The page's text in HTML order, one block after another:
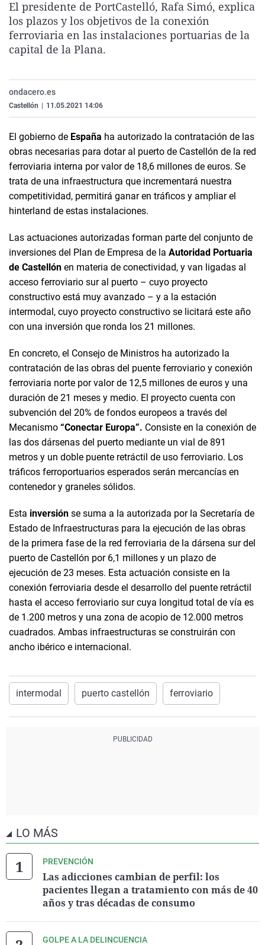
La rosa de los vientos
Gente viajera
Caso
Retornados
Extremadura
Galicia
Virales
Televisión
El presidente de PortCastelló, Rafa Simó, explica
los plazos y los objetivos de la conexión
ferroviaria en las instalaciones portuarias de la
capital de la Plana.
ondacero.es
Castellón 11.05.2021 14:06
El gobierno de España ha autorizado la contratación de las
obras necesarias para dotar al puerto de Castellón de la red
ferroviaria interna por valor de 18,6 millones de euros. Se
trata de una infraestructura que incrementará nuestra
competitividad, permitirá ganar en tráficos y ampliar el
hinterland de estas instalaciones.
Las actuaciones autorizadas forman parte del conjunto de
inversiones del Plan de Empresa de la Autoridad Portuaria
de Castellón en materia de conectividad, y van ligadas al
acceso ferroviario sur al puerto – cuyo proyecto
constructivo está muy avanzado – y a la estación
intermodal, cuyo proyecto constructivo se licitará este año
con una inversión que ronda los 21 millones.
En concreto, el Consejo de Ministros ha autorizado la
contratación de las obras del puente ferroviario y conexión
ferroviaria norte por valor de 12,5 millones de euros y una
duración de 21 meses y medio. El proyecto cuenta con
subvención del 20% de fondos europeos a través del
Mecanismo “Conectar Europa”. Consiste en la conexión de
las dos dársenas del puerto mediante un vial de 891
metros y un doble puente retráctil de uso ferroviario. Los
tráficos ferroportuarios esperados serán mercancías en
contenedor y graneles sólidos.
Esta inversión se suma a la autorizada por la Secretaría de
Estado de Infraestructuras para la ejecución de las obras
de la primera fase de la red ferroviaria de la dársena sur del
puerto de Castellón por 6,1 millones y un plazo de
ejecución de 23 meses. Esta actuación consiste en la
conexión ferroviaria desde el desarrollo del puente retráctil
hasta el acceso ferroviario sur cuya longitud total de vía es
de 1.200 metros y una zona de acopio de 12.000 metros
cuadrados. Ambas infraestructuras se construirán con
ancho ibérico e internacional.
intermodal puerto castellón ferroviario
LO MÁS
PREVENCIÓN
Las adicciones cambian de perfil: los
pacientes llegan a tratamiento con más de 40
años y tras décadas de consumo
GOLPE A LA DELINCUENCIA